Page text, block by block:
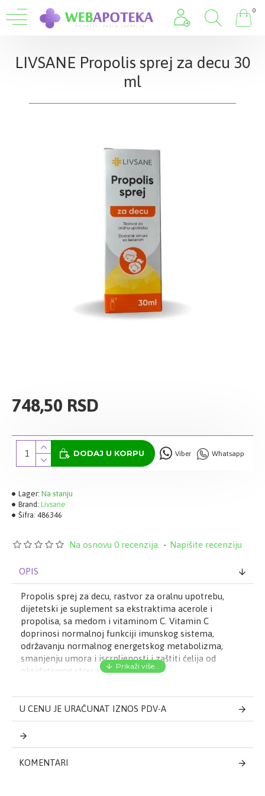
0
LIVSANE Propolis sprej za decu 30
ml
Lager: Na stanju
Brand: Livsane
Šifra: 486346
Na osnovu 0 recenzija. - Napišite recenziju
748,50 RSD
DODAJ U KORPU Viber Whatsapp
OPIS
Propolis sprej za decu, rastvor za oralnu upotrebu,
dijetetski je suplement sa ekstraktima acerole i
propolisa, sa medom i vitaminom C. Vitamin C
doprinosi normalnoj funkciji imunskog sistema,
održavanju normalnog energetskog metabolizma,
smanjenju umora i iscrpljenosti i zaštiti ćelija od
oksidativnog stresa.
Doziranje i način
primene
Deca starija od 3 godine i odrasli: raspršiti po dve
U CENU JE URAČUNAT IZNOS PDV-A
KOMENTARI